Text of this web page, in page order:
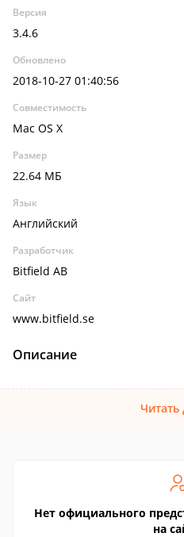
Версия
3.4.6
Обновлено
2018-10-27 01:40:56
Совместимость
Mac OS X
Размер
22.64 МБ
Язык
Английский
Разработчик
Bitfield AB
Сайт
www.bitfield.se
Описание
Читать
Нет официального
на